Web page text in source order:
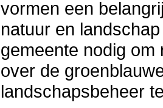
vormen een
natuur en
gemeente nodig
over de
landschapsbeheer